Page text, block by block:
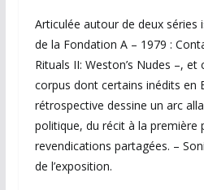
Articulée autour de deux séries
de la Fondation A – 1979 :
Rituals II: Weston’s Nudes –,
corpus dont certains inédits en
rétrospective dessine un arc
politique, du récit à la première
revendications partagées. –
de l’exposition.